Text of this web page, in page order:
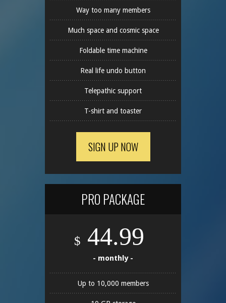
Way too many members
Much space and cosmic space
Foldable time machine
Real life undo button
Telepathic support
T-shirt and toaster
SIGN UP NOW
PRO PACKAGE
$ 44.99
- monthly -
Up to 10,000 members